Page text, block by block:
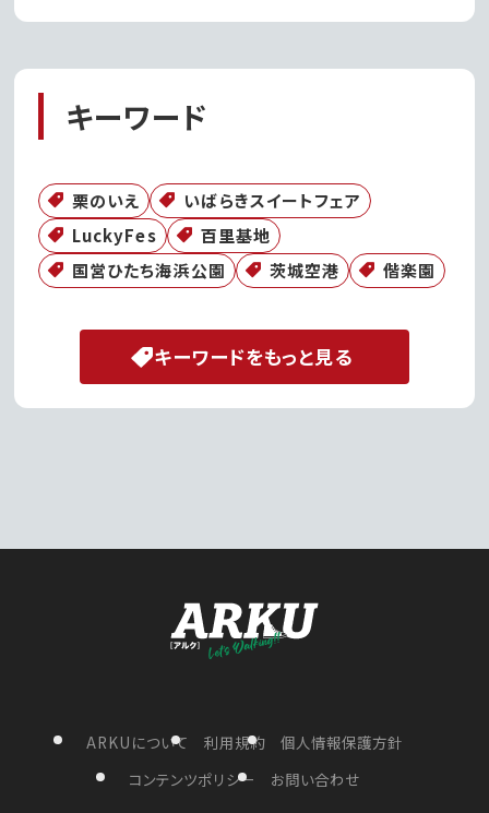
キーワード
栗のいえ
いばらきスイートフェア
LuckyFes
百里基地
国営ひたち海浜公園
茨城空港 偕楽園
キーワードをもっと見る
ARKUについて 利用規約
個人情報保護方針
コンテンツポリシー
お問い合わせ